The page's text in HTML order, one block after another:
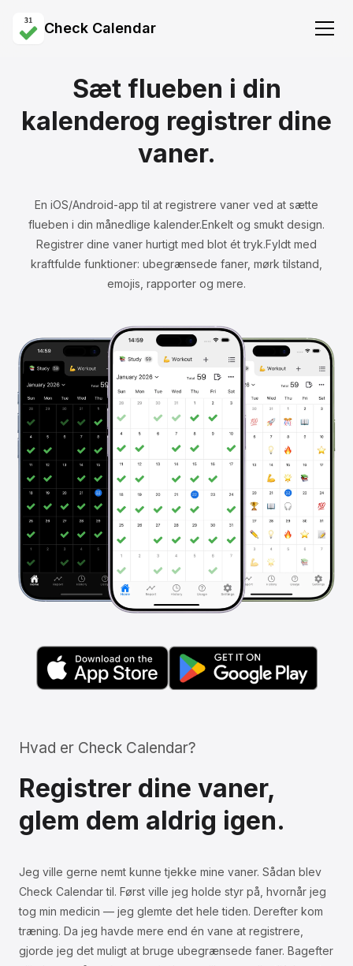
Check Calendar
Funktioner
Sæt flueben i din
kalenderog registrer dine
vaner.
En iOS/Android-app til at registrere vaner ved at sætte
flueben i din månedlige kalender.Enkelt og smukt design.
Registrer dine vaner hurtigt med blot ét tryk.Fyldt med
kraftfulde funktioner: ubegrænsede faner, mørk tilstand,
emojis, rapporter og mere.
Hvad er Check Calendar?
Registrer dine vaner,
glem dem aldrig igen.
Jeg ville gerne nemt kunne tjekke mine vaner. Sådan blev
Check Calendar til. Først ville jeg holde styr på, hvornår jeg
tog min medicin — jeg glemte det hele tiden. Derefter kom
træning. Da jeg havde mere end én vane at registrere,
gjorde jeg det muligt at bruge ubegrænsede faner. Bagefter